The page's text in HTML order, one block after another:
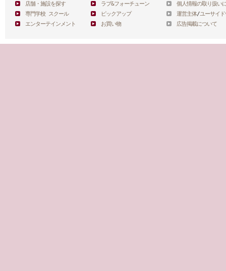
店舗・施設を探す
専門学校 スクール
エンターテインメント
ラブ&フォーチューン
ピックアップ
お買い物
個人情報の取り扱い
運営主体/ユーサイ
広告掲載について